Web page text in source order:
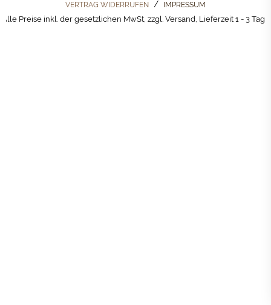
VERTRAG WIDERRUFEN IMPRESSUM
Alle Preise inkl. der gesetzlichen MwSt, zzgl. Versand, Lieferzeit 1 - 3 Tage